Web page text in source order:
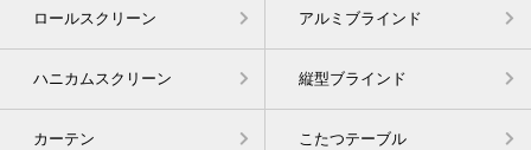
ロールスクリーン アルミブラインド
ハニカムスクリーン 縦型ブラインド
カーテン こたつテーブル